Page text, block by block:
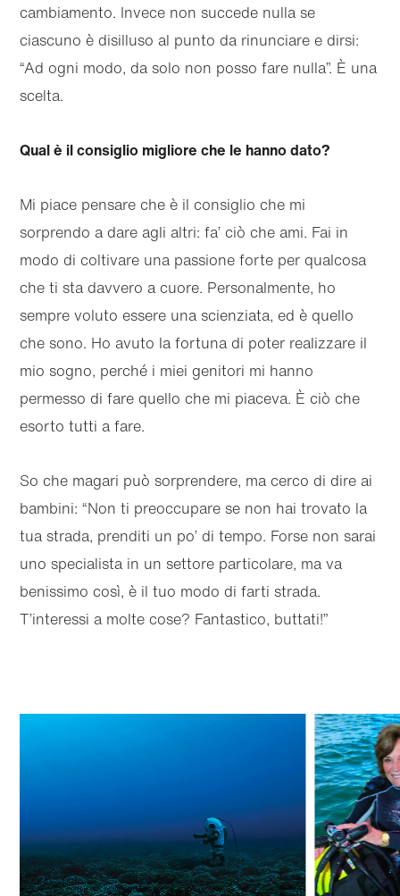
cambiamento. Invece non succede nulla se
ciascuno è disilluso al punto da rinunciare e dirsi:
“Ad ogni modo, da solo non posso fare nulla”. È una
scelta.
Qual è il consiglio migliore che le hanno dato?
Mi piace pensare che è il consiglio che mi
sorprendo a dare agli altri: fa’ ciò che ami. Fai in
modo di coltivare una passione forte per qualcosa
che ti sta davvero a cuore. Personalmente, ho
sempre voluto essere una scienziata, ed è quello
che sono. Ho avuto la fortuna di poter realizzare il
mio sogno, perché i miei genitori mi hanno
permesso di fare quello che mi piaceva. È ciò che
esorto tutti a fare.
So che magari può sorprendere, ma cerco di dire ai
bambini: “Non ti preoccupare se non hai trovato la
tua strada, prenditi un po’ di tempo. Forse non sarai
uno specialista in un settore particolare, ma va
benissimo così, è il tuo modo di farti strada.
T’interessi a molte cose? Fantastico, buttati!”